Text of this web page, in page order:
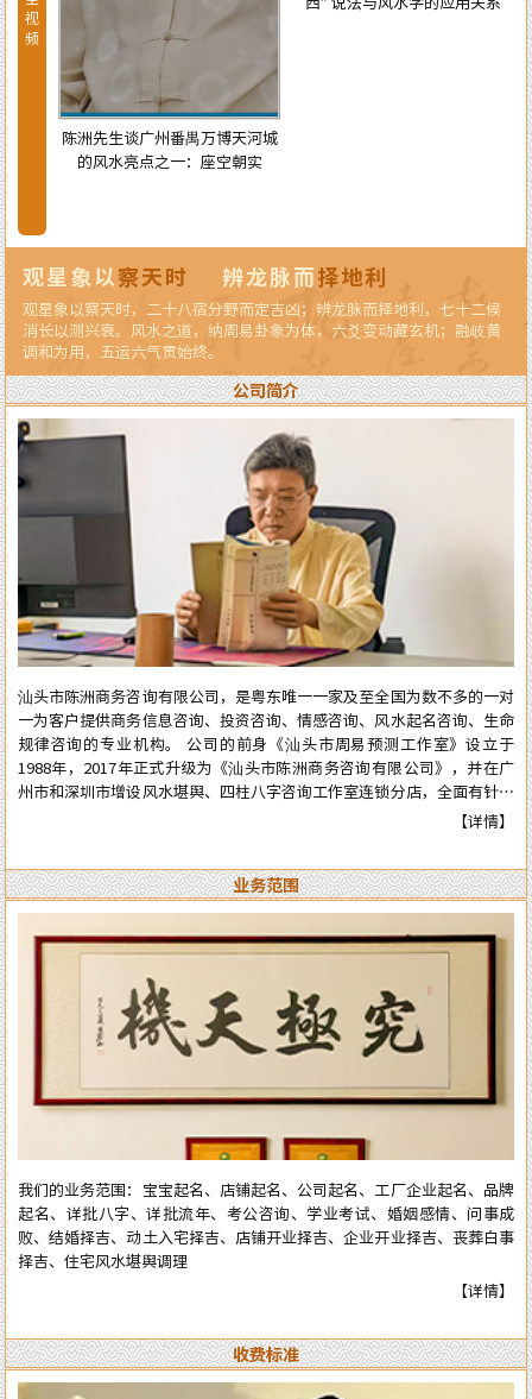
视
频
城
水
陈洲先生谈广州番禺万博天河城
的风水亮点之一：座空朝实
观星象以察天时 辨龙脉而择地利
观星象以察天时，二十八宿分野而定吉凶；辨龙脉而择地利，七十二候
消长以测兴衰。风水之道，纳周易卦象为体，六爻变动藏玄机；融岐黄
调和为用，五运六气贯始终。
公司简介
汕头市陈洲商务咨询有限公司，是粤东唯一一家及至全国为数不多的一对
一为客户提供商务信息咨询、投资咨询、情感咨询、风水起名咨询、生命
规律咨询的专业机构。 公司的前身《汕头市周易预测工作室》设立于
1988年，2017年正式升级为《汕头市陈洲商务咨询有限公司》，并在广
州市和深圳市增设风水堪舆、四柱八字咨询工作室连锁分店，全面有针对
性地为在广州市和深圳市工作、生活的广大广州、深圳客户提供咨询服
可信。近四十年来深得众多新老客户的高度好评和信任。 陈洲先生是三
十年前在汕头市与张克明、胡玉尺名老先生齐名的老牌预测师、风水师。
几十年来专业于四柱八字的预测、周易六爻占卜、风水堪舆调理，各种喜
庆择吉等。一生以直言敢断的风格，从不虚言巧语的业德而深受广大各界
人士的高度好评和信赖。时间能证明实力，陈洲先生能够三十多年从业至
今，口碑越来越好，客户越来越多，可想而知陈洲先生的学术修为的高深
程度！ 陈洲先生研究运用易学近四十年、学术上:理论基础高深，博取众
家之长，经验丰富、见解独到、业德高尚。 本公司网站对外服务项目，
全部真人实体进行预测与操作，服务质量绝对精准实用。详情了解可拔打
电话或加微信：13750405850（微信同号），进行咨询了解。
【详情】
业务范围
我们的业务范围：宝宝起名、店铺起名、公司起名、工厂企业起名、品牌
起名、详批八字、详批流年、考公咨询、学业考试、婚姻感情、问事成
败、结婚择吉、动土入宅择吉、店铺开业择吉、企业开业择吉、丧葬白事
择吉、住宅风水堪舆调理
【详情】
收费标准